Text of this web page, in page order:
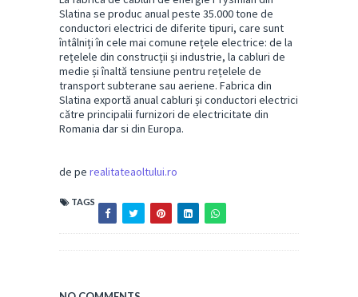
Slatina se produc anual peste 35.000 tone de
conductori electrici de diferite tipuri, care sunt
întâlniți în cele mai comune rețele electrice: de la
rețelele din construcții și industrie, la cabluri de
medie și înaltă tensiune pentru rețelele de
transport subterane sau aeriene. Fabrica din
Slatina exportă anual cabluri și conductori electrici
către principalii furnizori de electricitate din
Romania dar si din Europa.
de pe realitateaoltului.ro
TAGS